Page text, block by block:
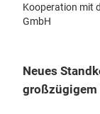
Kooperation mit
GmbH
Neues
großzügigem